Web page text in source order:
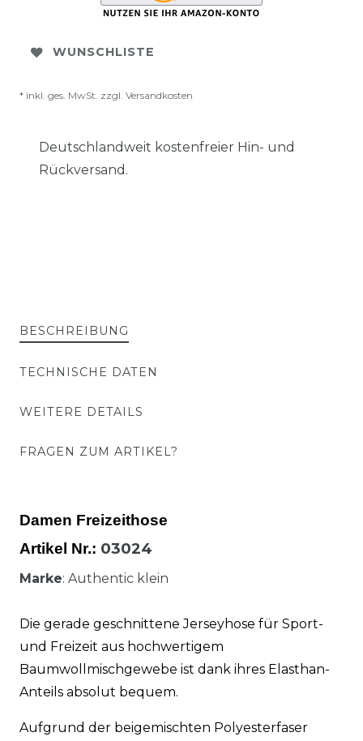
WUNSCHLISTE
* inkl. ges. MwSt. zzgl. Versandkosten
Deutschlandweit kostenfreier Hin- und
Rückversand.
BESCHREIBUNG
TECHNISCHE DATEN
WEITERE DETAILS
FRAGEN ZUM ARTIKEL?
Damen Freizeithose
Artikel Nr.: 03024
Marke: Authentic klein
Die gerade geschnittene Jerseyhose für Sport-
und Freizeit aus hochwertigem
Baumwollmischgewebe ist dank ihres Elasthan-
Anteils absolut bequem.
Aufgrund der beigemischten Polyesterfaser